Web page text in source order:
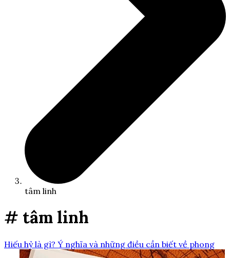
tâm linh
# tâm linh
Hiếu hỷ là gì? Ý nghĩa và những điều cần biết về phong